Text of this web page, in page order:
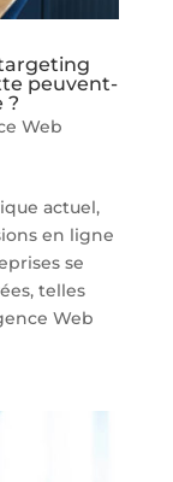
peuvent-
?
Web
actuel,
en ligne
se
telles
Web